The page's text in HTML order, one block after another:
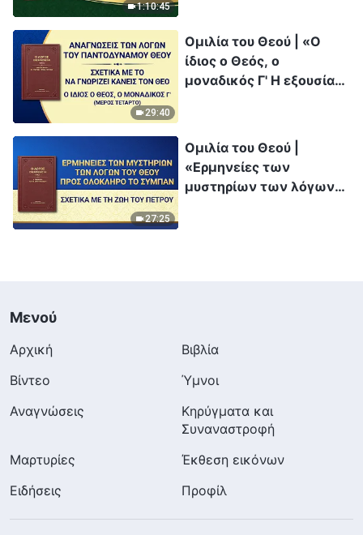
1:10:45
29:40
Ομιλία του Θεού | «Ο
ίδιος ο Θεός, ο
μοναδικός Γ' Η εξουσία
27:25
Ομιλία του Θεού |
«Ερμηνείες των
μυστηρίων των λόγων
Μενού
Αρχική
Βιβλία
Βίντεο
Ύμνοι
Αναγνώσεις
Κηρύγματα και
Συναναστροφή
Μαρτυρίες
Έκθεση εικόνων
Ειδήσεις
Προφίλ